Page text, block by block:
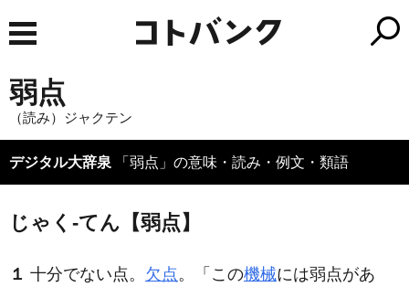
弱点
（読み）ジャクテン
デジタル大辞泉 「弱点」の意味・読み・例文・類語
じゃく‐てん【弱点】
１ 十分でない点。 欠点。「この機械には弱点があ